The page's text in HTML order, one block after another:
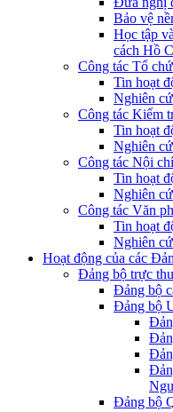
Bảo vệ
Học tập
cách Hồ
Công tác Tổ
Tin hoạt
Nghiên
Công tác Kiểm
Tin hoạt
Nghiên
Công tác Nội
Tin hoạt
Nghiên
Công tác Văn
Tin hoạt
Nghiên
Hoạt động của các
Đảng bộ trực
Đảng bộ
Đảng bộ
Đảng bộ